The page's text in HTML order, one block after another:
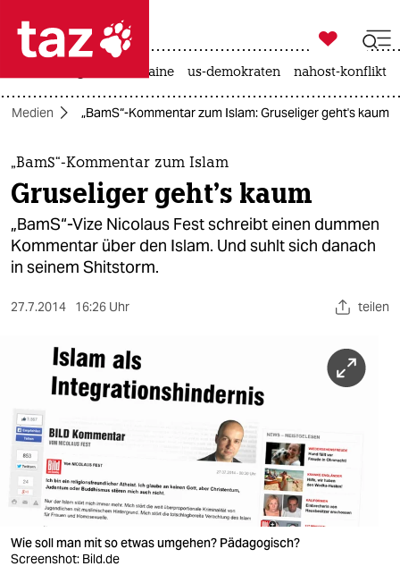
 taz zahl ich
taz zahl ich
themen
politik
öko
sport
nord
wahrheit
verlag
verlag

taz zahl ich
krieg in der ukraine us-demokraten nahost-konflikt
Medien „BamS“-Kommentar zum Islam: Gruseliger geht's kaum
„BamS“-Kommentar zum Islam
Gruseliger geht's kaum
„BamS“-Vize Nicolaus Fest schreibt einen dummen
Kommentar über den Islam. Und suhlt sich danach
in seinem Shitstorm.
27.7.2014 16:26 Uhr teilen
Wie soll man mit so etwas umgehen? Pädagogisch?
Screenshot: Bild.de